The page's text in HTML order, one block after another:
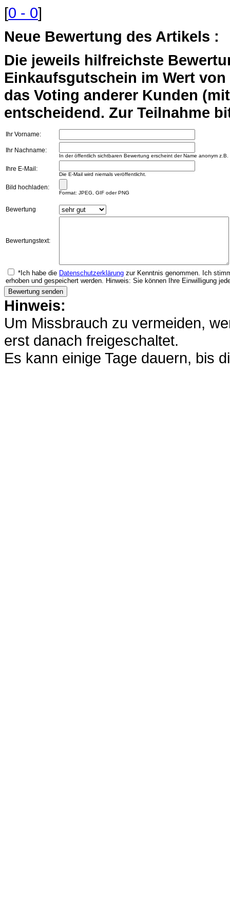
[0 - 0]
Neue Bewertung des Artikels :
Die jeweils hilfreichste
Einkaufsgutschein im Wert
das Voting anderer Kunden
entscheidend. Zur Teilnahme
Ihr Vorname:
Ihr Nachname:
In der öffentlich sichtbaren Bewertung erscheint der Name anonym
Ihre E-Mail:
Die E-Mail wird niemals veröffentlicht.
Bild hochladen:
Format: JPEG, GIF oder PNG
Bewertung
Bewertungstext:
*Ich habe die Datenschutzerklärung zur Kenntnis genommen. Ich
erhoben und gespeichert werden. Hinweis: Sie können Ihre Einwilligung
Hinweis:
Um Missbrauch zu vermeiden,
erst danach freigeschaltet.
Es kann einige Tage dauern, bis